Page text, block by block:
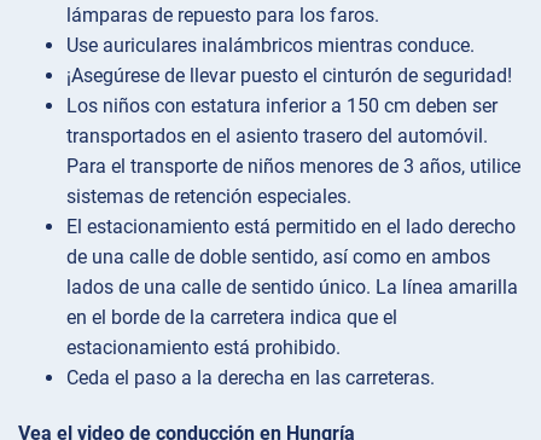
lámparas de repuesto para los faros.
Use auriculares inalámbricos mientras conduce.
¡Asegúrese de llevar puesto el cinturón de seguridad!
Los niños con estatura inferior a 150 cm deben ser
transportados en el asiento trasero del automóvil.
Para el transporte de niños menores de 3 años, utilice
sistemas de retención especiales.
El estacionamiento está permitido en el lado derecho
de una calle de doble sentido, así como en ambos
lados de una calle de sentido único. La línea amarilla
en el borde de la carretera indica que el
estacionamiento está prohibido.
Ceda el paso a la derecha en las carreteras.
Vea el video de conducción en Hungría